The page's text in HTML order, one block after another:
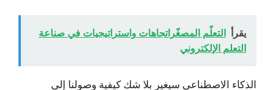
يقرأ التعلّم المصغّراتجاهات واستراتيجيات في صناعة
التعلم الإلكتروني
الذكاء الاصطناعي سيغير بلا شك كيفية وصولنا إلى